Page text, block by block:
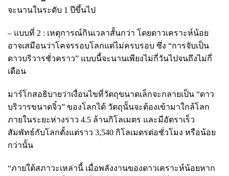
จะนานในระดับ 1 ปีขึ้นไป
– แบบที่ 2 : เหตุการณ์กินเวลาสั้นกว่า โดยดาวเคราะห์น้อย
อาจเสมือนว่าโคจรรอบโลกแต่ไม่ครบรอบ ซึ่ง “การจับเป็น
ดาวบริวารชั่วคราว” แบบนี้จะนานเพียงไม่กี่วันไปจนถึงไม่กี่
เดือน
มาร์โกสอธิบายว่าเงื่อนไขที่วัตถุขนาดเล็กจะกลายเป็น “ดาว
บริวารขนาดจิ๋ว” ของโลกได้ วัตถุนั้นจะต้องเข้ามาใกล้โลก
ภายในระยะห่างราว 4.5 ล้านกิโลเมตร และมีอัตราเร็ว
สัมพัทธ์กับโลกตั้งแต่ราว 3,540 กิโลเมตรต่อชั่วโมง หรือน้อย
กว่านั้น
“ภายใต้สภาวะเหล่านี้ เมื่อพลังงานของดาวเคราะห์น้อยหาก